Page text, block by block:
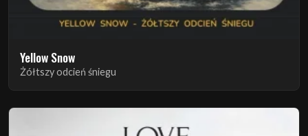
Yellow Snow
Żółtszy odcień śniegu